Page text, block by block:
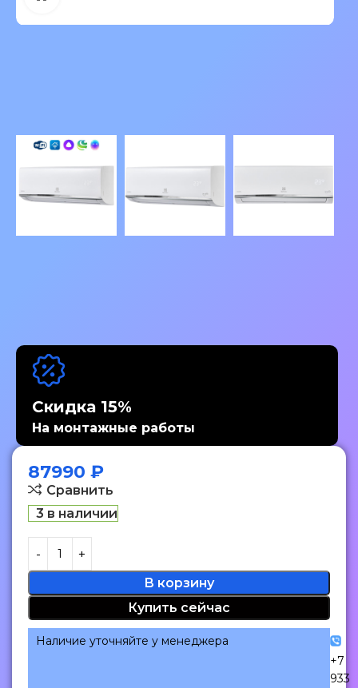
Скидка 15%
На монтажные работы
87990 ₽
Сравнить
3 в наличии
В корзину
Купить сейчас
Наличие уточняйте у менеджера
+7
933